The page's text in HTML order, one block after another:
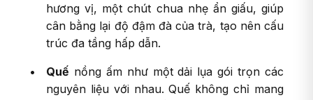
hương vị, một chút chua nhẹ ẩn giấu, giúp
cân bằng lại độ đậm đà của trà, tạo nên cấu
trúc đa tầng hấp dẫn.
Quế nồng ấm như một dải lụa gói trọn các
nguyên liệu với nhau. Quế không chỉ mang